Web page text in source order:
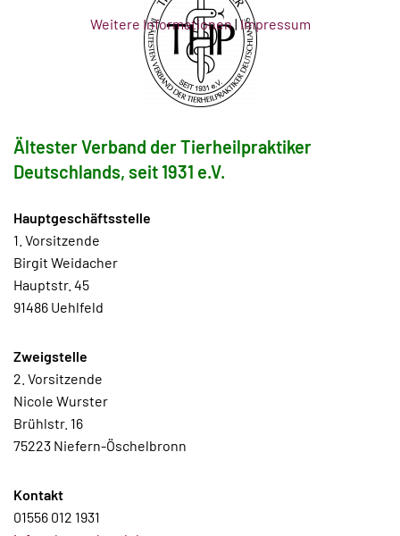
Ältester Verband der Tierheilpraktiker
Deutschlands, seit 1931 e.V.
Hauptgeschäftsstelle
1. Vorsitzende
Birgit Weidacher
Hauptstr. 45
91486 Uehlfeld
Zweigstelle
2. Vorsitzende
Nicole Wurster
Brühlstr. 16
75223 Niefern-Öschelbronn
Kontakt
01556 012 1931
Weitere Informationen|Impressum